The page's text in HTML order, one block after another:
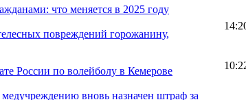
что меняется в 2025 году
повреждений горожанину,
России по волейболу в Кемерове
вновь назначен штраф за